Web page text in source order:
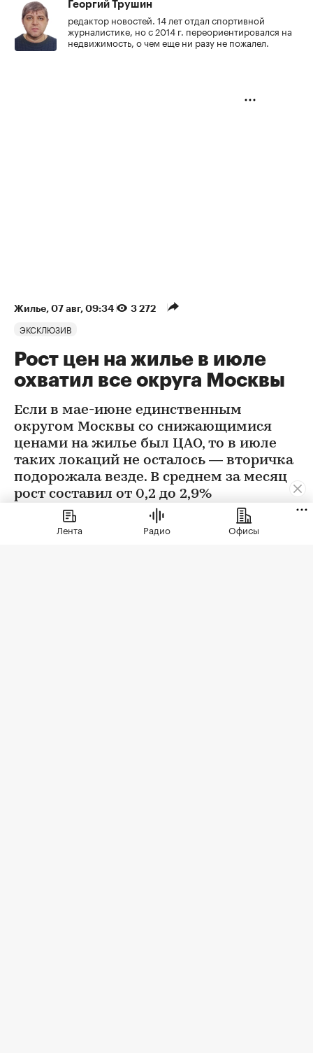
Георгий Трушин
редактор новостей. 14 лет отдал спортивной
журналистике, но с 2014 г. переориентировался на
недвижимость, о чем еще ни разу не пожалел.
Жилье⁠, 07 авг, 09:34 3 272
ЭКСКЛЮЗИВ
Рост цен на жилье в июле
охватил все округа Москвы
Если в мае-июне единственным
округом Москвы со снижающимися
ценами на жилье был ЦАО, то в июле
таких локаций не осталось — вторичка
подорожала везде. В среднем за месяц
рост составил от 0,2 до 2,9%
Лента Радио Офисы